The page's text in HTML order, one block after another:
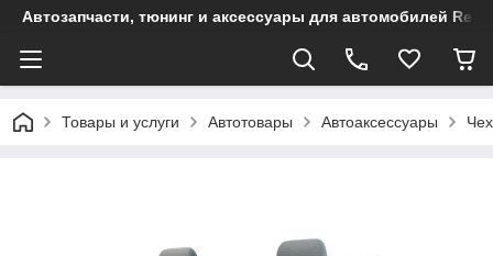
Автозапчасти, тюнинг и аксессуары для автомобилей
Товары и услуги Автотовары Автоаксессуары